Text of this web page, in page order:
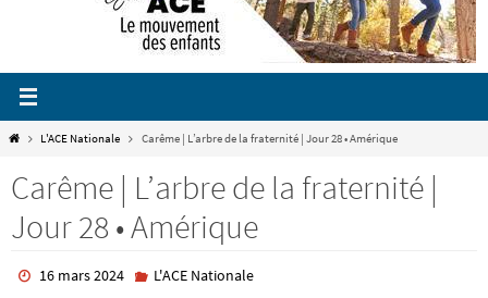
HomeL'ACE Nationale Carême | L’arbre de la fraternité | Jour 28 • Amérique
Carême | L’arbre de la fraternité |
Jour 28 • Amérique
16 mars 2024 L'ACE Nationale